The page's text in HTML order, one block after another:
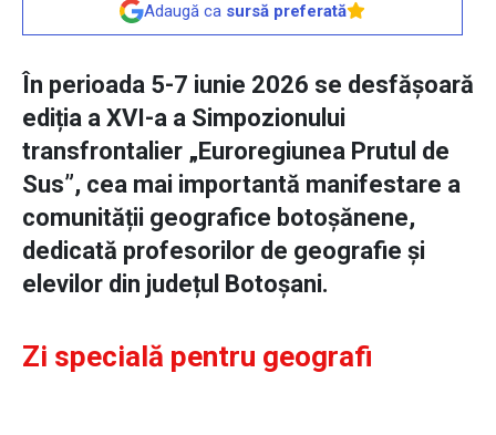
Adaugă ca sursă preferată
În perioada 5-7 iunie 2026 se desfășoară
ediția a XVI-a a Simpozionului
transfrontalier „Euroregiunea Prutul de
Sus”, cea mai importantă manifestare a
comunității geografice botoșănene,
dedicată profesorilor de geografie și
elevilor din județul Botoșani.
Zi specială pentru geografi